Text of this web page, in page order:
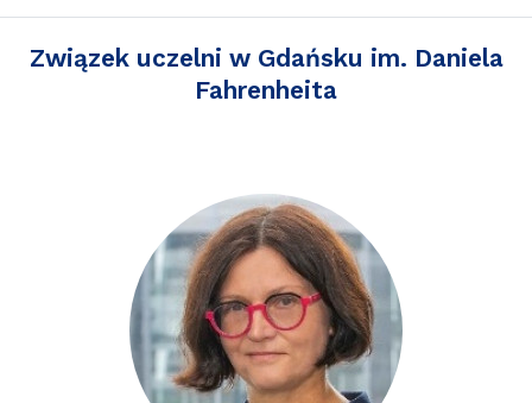
Związek uczelni w Gdańsku im. Daniela
Fahrenheita